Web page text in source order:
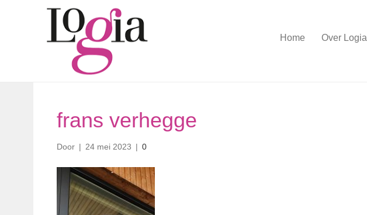
Home Over Logia
frans verhegge
Door | 24 mei 2023 | 0